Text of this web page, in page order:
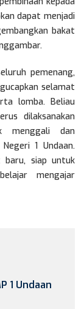
dapat menjadi
bakat
pemenang,
selamat
lomba. Beliau
dilaksanakan
menggali dan
1 Undaan.
baru, siap untuk
mengajar
1 Undaan